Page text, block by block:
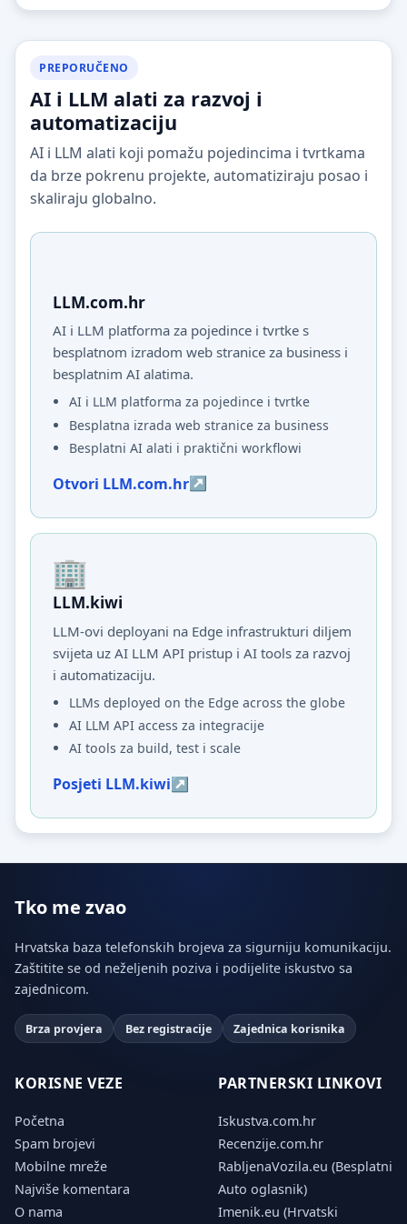
PREPORUČENO
AI i LLM alati za razvoj i
automatizaciju
AI i LLM alati koji pomažu pojedincima i tvrtkama
da brze pokrenu projekte, automatiziraju posao i
skaliraju globalno.
LLM.com.hr
AI i LLM platforma za pojedince i tvrtke s
besplatnom izradom web stranice za business i
besplatnim AI alatima.
AI i LLM platforma za pojedince i tvrtke
Besplatna izrada web stranice za business
Besplatni AI alati i praktični workflowi
Otvori LLM.com.hr
LLM.kiwi
LLM-ovi deployani na Edge infrastrukturi diljem
svijeta uz AI LLM API pristup i AI tools za razvoj
i automatizaciju.
LLMs deployed on the Edge across the globe
AI LLM API access za integracije
AI tools za build, test i scale
Posjeti LLM.kiwi
Tko me zvao
Hrvatska baza telefonskih brojeva za sigurniju komunikaciju.
Zaštitite se od neželjenih poziva i podijelite iskustvo sa
zajednicom.
Brza provjera Bez registracije Zajednica korisnika
KORISNE VEZE
Početna
Spam brojevi
Mobilne mreže
Najviše komentara
O nama
PARTNERSKI LINKOVI
Iskustva.com.hr
Recenzije.com.hr
RabljenaVozila.eu (Besplatni
Auto oglasnik)
Imenik.eu (Hrvatski